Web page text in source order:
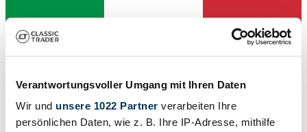
Verantwortungsvoller Umgang mit Ihren Daten
Wir und unsere 1022 Partner verarbeiten Ihre
persönlichen Daten, wie z. B. Ihre IP-Adresse, mithilfe